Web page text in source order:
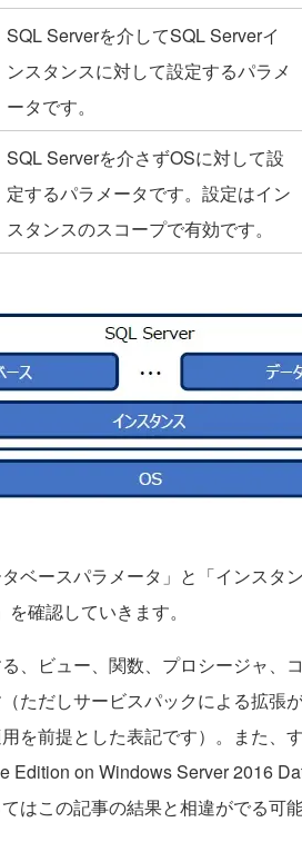
SQL Serverを介してSQL Serverイ
ンスタンスに対して設定するパラメ
ータです。
SQL Serverを介さずOSに対して設
定するパラメータです。設定はイン
スタンスのスコープで有効です。
ベースパラメータ」と「インスタ
確認していきます。
、ビュー、関数、プロシージャ、
ただしサービスパックによる拡張
を前提とした表記です）。また、
Edition on Windows Server 2016
はこの記事の結果と相違がでる可